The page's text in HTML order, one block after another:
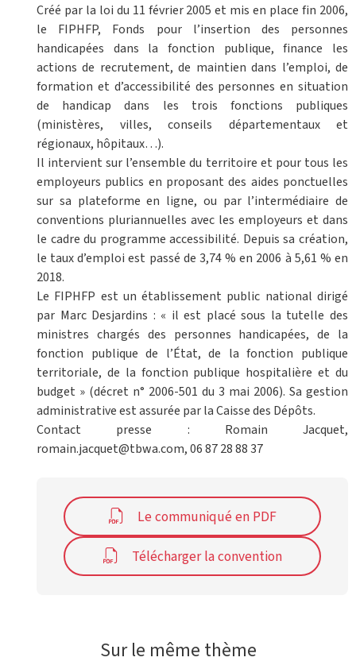
Créé par la loi du 11 février 2005 et mis en place fin 2006,
le FIPHFP, Fonds pour l’insertion des personnes
handicapées dans la fonction publique, finance les
actions de recrutement, de maintien dans l’emploi, de
formation et d’accessibilité des personnes en situation
de handicap dans les trois fonctions publiques
(ministères, villes, conseils départementaux et
régionaux, hôpitaux…).
Il intervient sur l’ensemble du territoire et pour tous les
employeurs publics en proposant des aides ponctuelles
sur sa plateforme en ligne, ou par l’intermédiaire de
conventions pluriannuelles avec les employeurs et dans
le cadre du programme accessibilité. Depuis sa création,
le taux d’emploi est passé de 3,74 % en 2006 à 5,61 % en
2018.
Le FIPHFP est un établissement public national dirigé
par Marc Desjardins : « il est placé sous la tutelle des
ministres chargés des personnes handicapées, de la
fonction publique de l’État, de la fonction publique
territoriale, de la fonction publique hospitalière et du
budget » (décret n° 2006-501 du 3 mai 2006). Sa gestion
administrative est assurée par la Caisse des Dépôts.
Contact presse : Romain Jacquet,
romain.jacquet@tbwa.com, 06 87 28 88 37
Le communiqué en PDF
Télécharger la convention
Sur le même thème